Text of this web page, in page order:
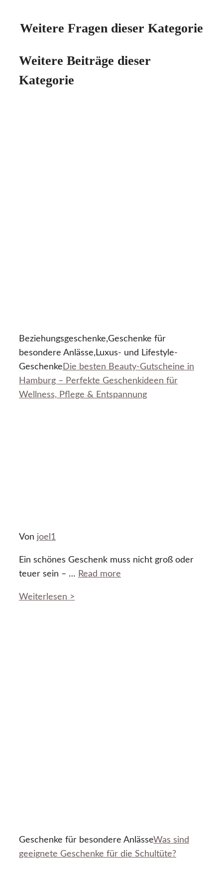
Weitere Fragen dieser Kategorie
Weitere Beiträge dieser
Kategorie
Beziehungsgeschenke,Geschenke für
besondere Anlässe,Luxus- und Lifestyle-
Geschenke Die besten Beauty-Gutscheine in
Hamburg – Perfekte Geschenkideen für
Wellness, Pflege & Entspannung
Von joel1
Ein schönes Geschenk muss nicht groß oder
teuer sein – … Read more
Weiterlesen >
Geschenke für besondere AnlässeWas sind
geeignete Geschenke für die Schultüte?